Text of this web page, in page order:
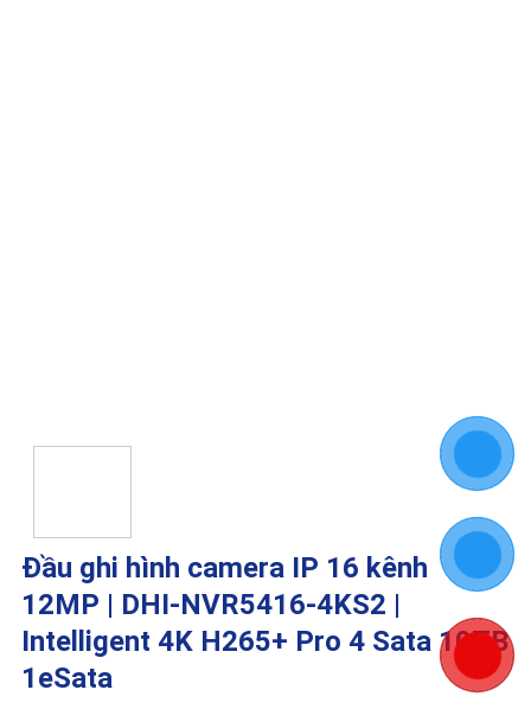
Đầu ghi hình camera IP 16 kênh
12MP | DHI-NVR5416-4KS2 |
Intelligent 4K H265+ Pro 4 Sata 10TB
1eSata